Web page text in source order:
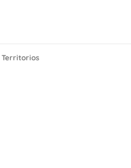
Territorios